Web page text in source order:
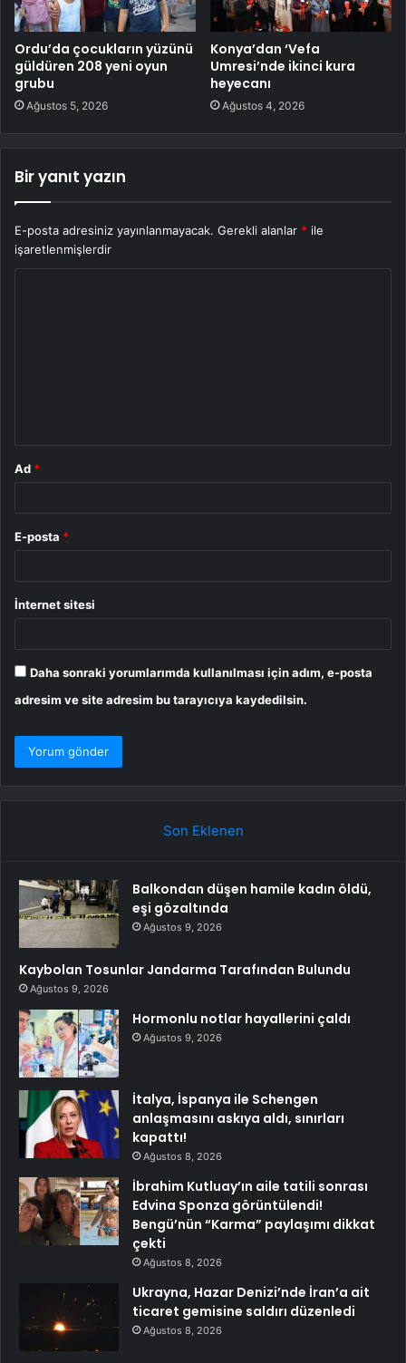
Ordu’da çocukların yüzünü
güldüren 208 yeni oyun
grubu
Ağustos 5, 2026
Konya’dan ‘Vefa
Umresi’nde ikinci kura
heyecanı
Ağustos 4, 2026
Bir yanıt yazın
E-posta adresiniz yayınlanmayacak. Gerekli alanlar * ile
işaretlenmişlerdir
Ad *
E-posta *
İnternet sitesi
Daha sonraki yorumlarımda kullanılması için adım, e-posta
adresim ve site adresim bu tarayıcıya kaydedilsin.
Son Eklenen
Balkondan düşen hamile kadın öldü,
eşi gözaltında
Ağustos 9, 2026
Kaybolan Tosunlar Jandarma Tarafından Bulundu
Ağustos 9, 2026
Hormonlu notlar hayallerini çaldı
Ağustos 9, 2026
İtalya, İspanya ile Schengen
anlaşmasını askıya aldı, sınırları
kapattı!
Ağustos 8, 2026
İbrahim Kutluay’ın aile tatili sonrası
Edvina Sponza görüntülendi!
Bengü’nün “Karma” paylaşımı dikkat
çekti
Ağustos 8, 2026
Ukrayna, Hazar Denizi’nde İran’a ait
ticaret gemisine saldırı düzenledi
Ağustos 8, 2026